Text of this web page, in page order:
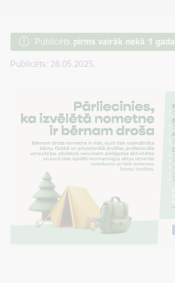
Publicēts pirms vairāk nekā 1 gada
Publicēts: 28.05.2025.